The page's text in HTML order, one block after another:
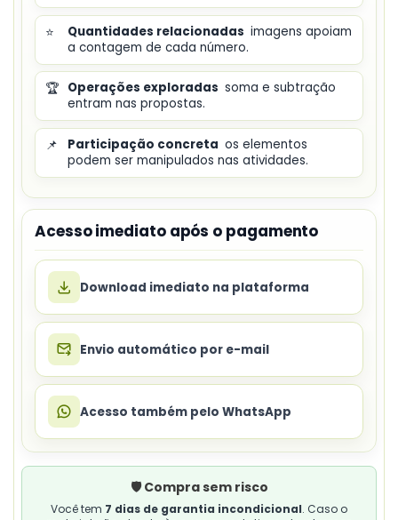
⭐ Quantidades relacionadas imagens apoiam
a contagem de cada número.
🏆 Operações exploradas soma e subtração
entram nas propostas.
📌 Participação concreta os elementos
podem ser manipulados nas atividades.
Acesso imediato após o pagamento
Download imediato na plataforma
Envio automático por e-mail
Acesso também pelo WhatsApp
🛡️ Compra sem risco
Você tem 7 dias de garantia incondicional. Caso o